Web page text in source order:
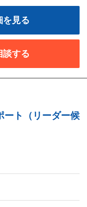
を見る
談する
ート（リーダー候